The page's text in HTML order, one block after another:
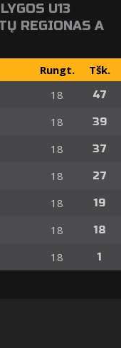
U13
REGIONAS A
Rungt. Tšk.
18 47
18 39
18 37
18 27
18 19
18 18
18 1